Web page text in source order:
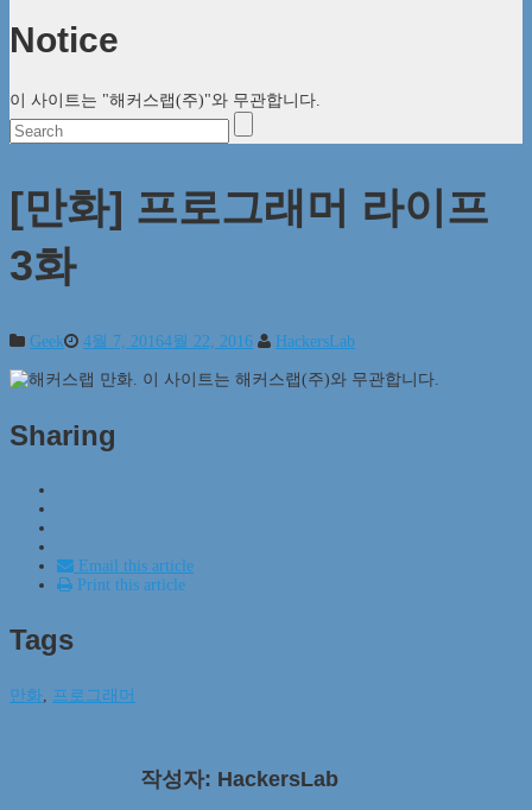
Notice
이 사이트는 "해커스랩(주)"와 무관합니다.
[만화] 프로그래머 라이프
3화
Geek 4월 7, 20164월 22, 2016 HackersLab
Sharing
Email this article
Print this article
Tags
만화 프로그래머
작성자: HackersLab